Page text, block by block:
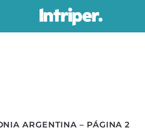
ARGENTINA – PÁGINA 2